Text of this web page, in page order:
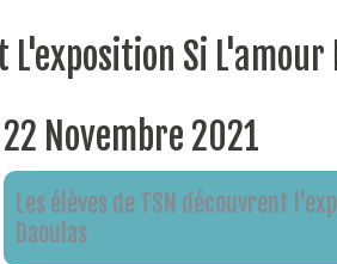
L'exposition Si
22 Novembre 2021
Les élèves de TSN découvrent
Daoulas